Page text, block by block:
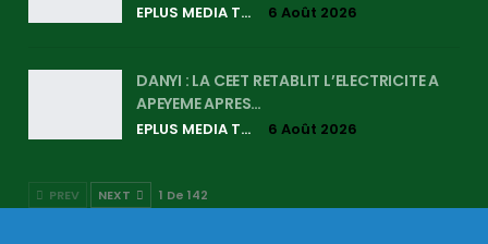
EPLUS MEDIA TV 6 Août 2026
DANYI : LA CEET RETABLIT L’ELECTRICITE A
APEYEME APRES…
EPLUS MEDIA TV 6 Août 2026
PREV NEXT 1 De 142